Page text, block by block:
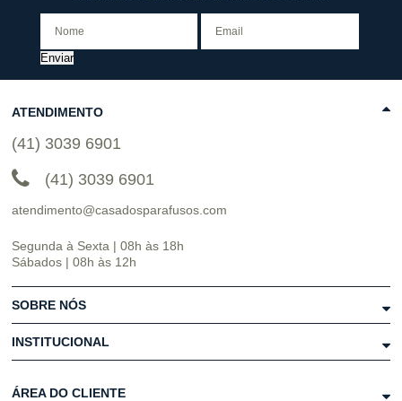
Enviar
ATENDIMENTO
(41) 3039 6901
(41) 3039 6901
atendimento@casadosparafusos.com
Segunda à Sexta | 08h às 18h
Sábados | 08h às 12h
SOBRE NÓS
INSTITUCIONAL
ÁREA DO CLIENTE